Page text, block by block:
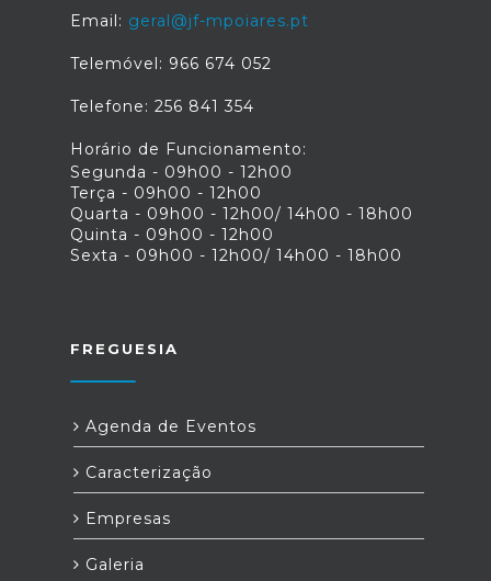
Email: geral@jf-mpoiares.pt
Telemóvel: 966 674 052
Telefone: 256 841 354
Horário de Funcionamento:
Segunda - 09h00 - 12h00
Terça - 09h00 - 12h00
Quarta - 09h00 - 12h00/ 14h00 - 18h00
Quinta - 09h00 - 12h00
Sexta - 09h00 - 12h00/ 14h00 - 18h00
FREGUESIA
Agenda de Eventos
Caracterização
Empresas
Galeria